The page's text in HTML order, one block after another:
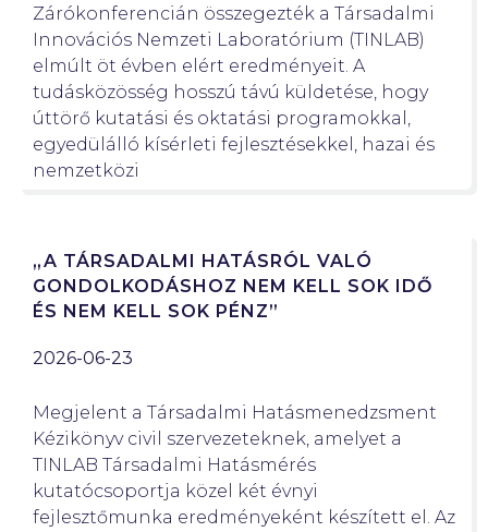
Zárókonferencián összegezték a Társadalmi
Innovációs Nemzeti Laboratórium (TINLAB)
elmúlt öt évben elért eredményeit. A
tudásközösség hosszú távú küldetése, hogy
úttörő kutatási és oktatási programokkal,
egyedülálló kísérleti fejlesztésekkel, hazai és
nemzetközi
„A TÁRSADALMI HATÁSRÓL VALÓ
GONDOLKODÁSHOZ NEM KELL SOK IDŐ
ÉS NEM KELL SOK PÉNZ”
2026-06-23
Megjelent a Társadalmi Hatásmenedzsment
Kézikönyv civil szervezeteknek, amelyet a
TINLAB Társadalmi Hatásmérés
kutatócsoportja közel két évnyi
fejlesztőmunka eredményeként készített el. Az